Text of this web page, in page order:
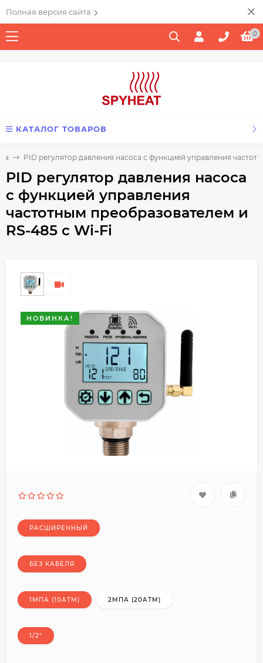
Полная версия сайта
0
КАТАЛОГ ТОВАРОВ
PID регулятор давления насоса с функцией управления
PID регулятор давления насоса
с функцией управления
частотным преобразователем и
RS-485 c Wi-Fi
НОВИНКА!
РАСШИРЕННЫЙ
БЕЗ КАБЕЛЯ
1МПА (10АТМ) 2МПА (20АТМ)
1/2"